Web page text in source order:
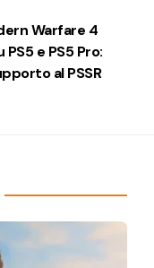
Warfare 4
e PS5 Pro:
al PSSR